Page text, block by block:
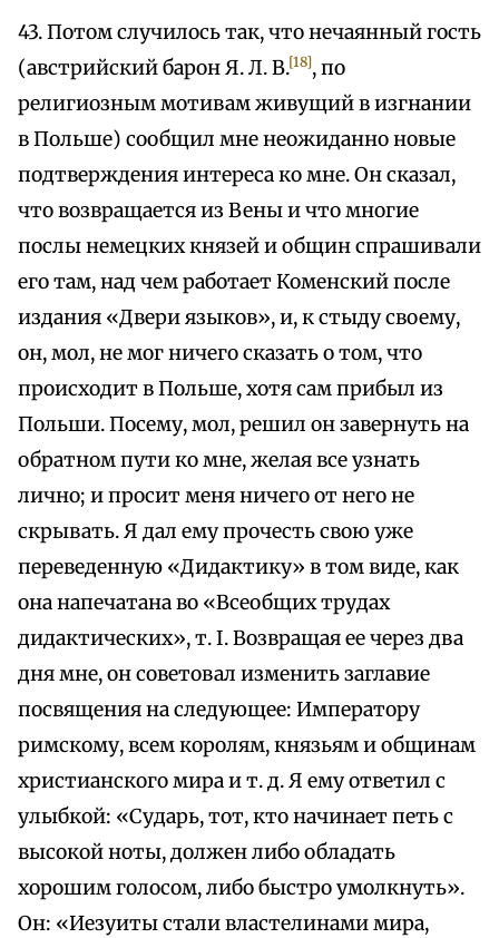
43. Потом случилось так, что нечаянный гость
(австрийский барон Я. Л. В.[18], по
религиозным мотивам живущий в изгнании
в Польше) сообщил мне неожиданно новые
подтверждения интереса ко мне. Он сказал,
что возвращается из Вены и что многие
послы немецких князей и общин спрашивали
его там, над чем работает Коменский после
издания «Двери языков», и, к стыду своему,
он, мол, не мог ничего сказать о том, что
происходит в Польше, хотя сам прибыл из
Польши. Посему, мол, решил он завернуть на
обратном пути ко мне, желая все узнать
лично; и просит меня ничего от него не
скрывать. Я дал ему прочесть свою уже
переведенную «Дидактику» в том виде, как
она напечатана во «Всеобщих трудах
дидактических», т. I. Возвращая ее через два
дня мне, он советовал изменить заглавие
посвящения на следующее: Императору
римскому, всем королям, князьям и общинам
христианского мира и т. д. Я ему ответил с
улыбкой: «Сударь, тот, кто начинает петь с
высокой ноты, должен либо обладать
хорошим голосом, либо быстро умолкнуть».
Он: «Иезуиты стали властелинами мира,